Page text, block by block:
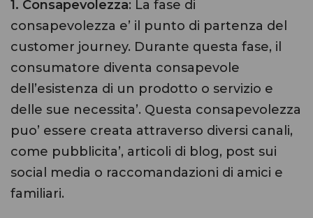
1. Consapevolezza: La fase di
consapevolezza e’ il punto di partenza del
customer journey. Durante questa fase, il
consumatore diventa consapevole
dell’esistenza di un prodotto o servizio e
delle sue necessita’. Questa consapevolezza
puo’ essere creata attraverso diversi canali,
come pubblicita’, articoli di blog, post sui
social media o raccomandazioni di amici e
familiari.